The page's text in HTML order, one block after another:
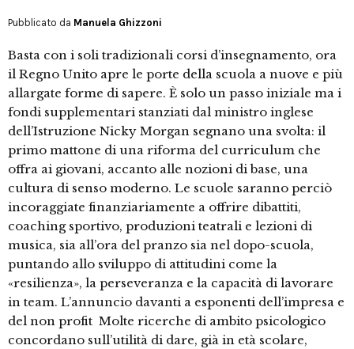
Pubblicato da Manuela Ghizzoni
Basta con i soli tradizionali corsi d’insegnamento, ora
il Regno Unito apre le porte della scuola a nuove e più
allargate forme di sapere. È solo un passo iniziale ma i
fondi supplementari stanziati dal ministro inglese
dell’Istruzione Nicky Morgan segnano una svolta: il
primo mattone di una riforma del curriculum che
offra ai giovani, accanto alle nozioni di base, una
cultura di senso moderno. Le scuole saranno perciò
incoraggiate finanziariamente a offrire dibattiti,
coaching sportivo, produzioni teatrali e lezioni di
musica, sia all’ora del pranzo sia nel dopo-scuola,
puntando allo sviluppo di attitudini come la
«resilienza», la perseveranza e la capacità di lavorare
in team. L’annuncio davanti a esponenti dell’impresa e
del non profit Molte ricerche di ambito psicologico
concordano sull’utilità di dare, già in età scolare,